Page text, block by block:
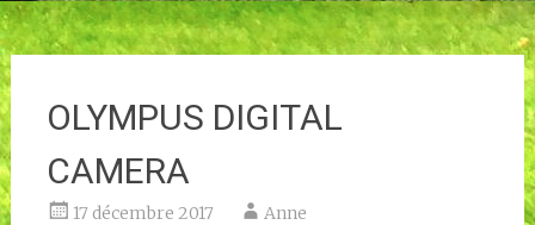
OLYMPUS DIGITAL
CAMERA
17 décembre 2017 Anne